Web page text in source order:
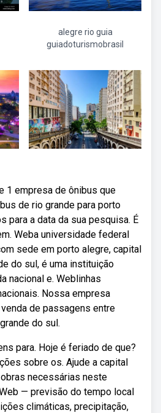
alegre rio guia
guiadoturismobrasil
1 empresa de ônibus que
de rio grande para porto
para a data da sua pesquisa. É
Weba universidade federal
sede em porto alegre, capital
do sul, é uma instituição
nacional e. Weblinhas
Nossa empresa
de passagens entre
do sul.
para. Hoje é feriado de que?
sobre os. Ajude a capital
necessárias neste
— previsão do tempo local
climáticas, precipitação,